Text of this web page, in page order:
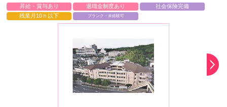
昇給・賞与あり 退職金制度あり
社会保険完備
残業月10ｈ以下
ブランク・未経験可